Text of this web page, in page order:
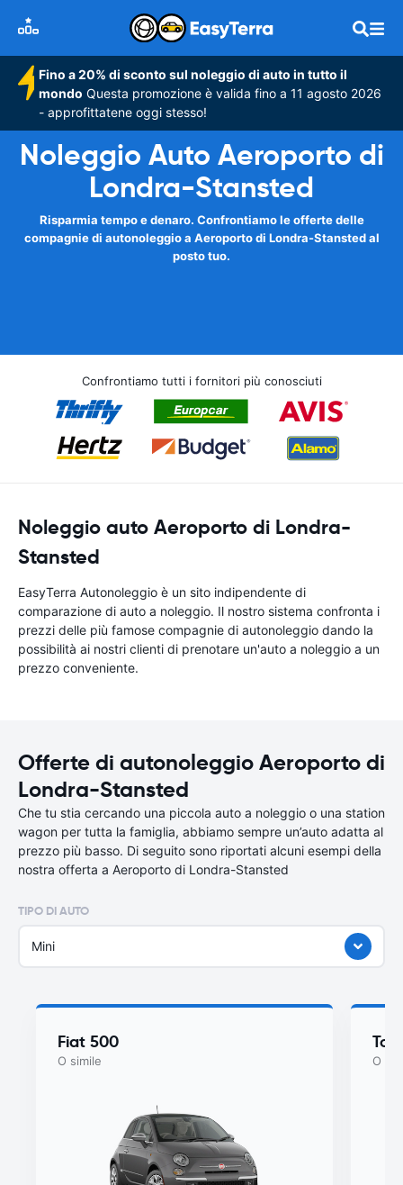
Fino a 20% di sconto sul noleggio di auto in tutto il
mondo Questa promozione è valida fino a 11 agosto 2026
- approfittatene oggi stesso!
Noleggio Auto Aeroporto di
Londra-Stansted
Risparmia tempo e denaro. Confrontiamo le offerte delle
compagnie di autonoleggio a Aeroporto di Londra-Stansted al
posto tuo.
Confrontiamo tutti i fornitori più conosciuti
Noleggio auto Aeroporto di Londra-
Stansted
EasyTerra Autonoleggio è un sito indipendente di
comparazione di auto a noleggio. Il nostro sistema confronta i
prezzi delle più famose compagnie di autonoleggio dando la
possibilità ai nostri clienti di prenotare un'auto a noleggio a un
prezzo conveniente.
Offerte di autonoleggio Aeroporto di
Londra-Stansted
Che tu stia cercando una piccola auto a noleggio o una station
wagon per tutta la famiglia, abbiamo sempre un’auto adatta al
prezzo più basso. Di seguito sono riportati alcuni esempi della
nostra offerta a Aeroporto di Londra-Stansted
TIPO DI AUTO
Mini
Fiat 500
O simile O